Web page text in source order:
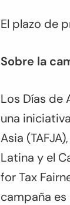
El plazo de
Sobre la
Los Días de
una
Asia
Latina y el
for Tax
campaña